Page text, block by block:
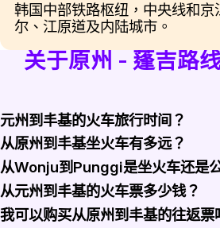
韩国中部铁路枢纽，中央线和京
尔、江原道及内陆城市。
关于原州 - 蓬吉路
元州到丰基的火车旅行时间？
从原州到丰基的火车旅行通常需
从原州到丰基坐火车有多远？
从原州到丰基的火车旅程大约覆盖
从Wonju到Punggi是坐火车还是
虽然公交车可能提供更频繁的发
从元州到丰基的火车票多少钱？
从元州到丰基的火车票价在
我可以购买从原州到丰基的往返票